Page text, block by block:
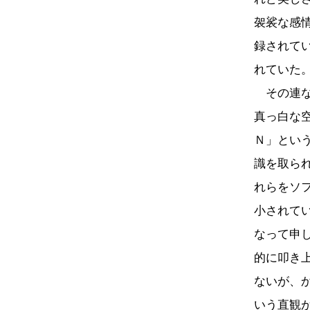
袈裟な感
録されて
れていた
その連
真っ白な
Ｎ」とい
識を取ら
れらをソ
小されて
なって申
的に叩き
ないが、
いう直観